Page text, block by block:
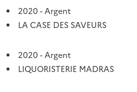
2020 - Argent
LA CASE DES SAVEURS
2020 - Argent
LIQUORISTERIE MADRAS